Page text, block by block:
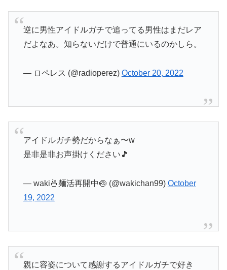
逆に男性アイドルガチで追ってる男性はまだレア
だよなあ。知らないだけで普通にいるのかしら。
— ロペレス (@radioperez) October 20, 2022
アイドルガチ勢だからなぁ〜w
是非是非お声掛けください🎵
— waki🍜麺活再開中🍥 (@wakichan99) October
19, 2022
親に容姿について感謝するアイドルガチで好き